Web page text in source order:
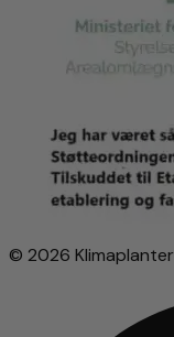
© 2026 Klimaplanter